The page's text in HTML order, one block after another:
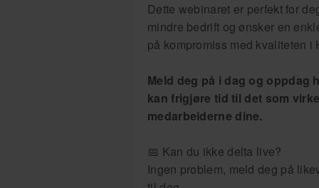
Dette webinaret er perfekt for
mindre bedrift og ønsker en
på kompromiss med kvaliteten i
Meld deg på i dag og oppdag
kan frigjøre tid til det som
medarbeiderne dine.
📅 Kan du ikke delta live?
​​​​​​​Ingen problem, meld deg på